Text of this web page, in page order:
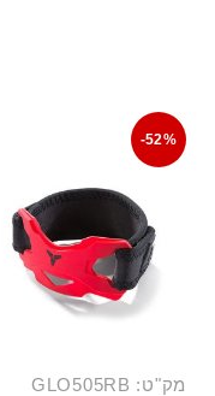
-52%
מק"ט: GLO505RB